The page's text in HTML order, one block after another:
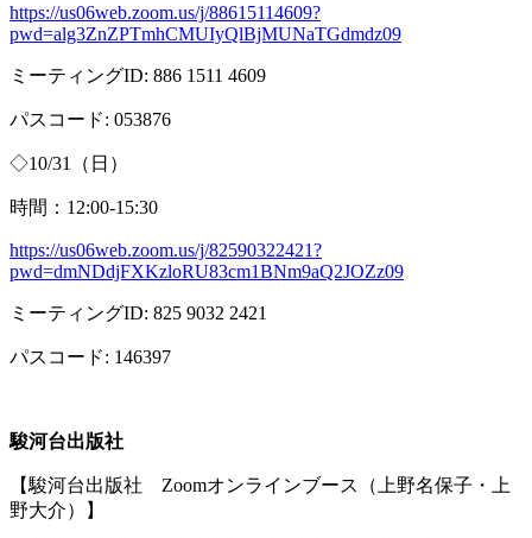
https://us06web.zoom.us/j/88615114609?
pwd=alg3ZnZPTmhCMUIyQlBjMUNaTGdmdz09
ミーティングID: 886 1511 4609
パスコード: 053876
◇10/31 （日）
時間： 12:00-15:30
https://us06web.zoom.us/j/82590322421?
pwd=dmNDdjFXKzloRU83cm1BNm9aQ2JOZz09
ミーティングID: 825 9032 2421
パスコード: 146397
駿河台出版社
【駿河台出版社 Zoomオンラインブース（上野名保子・上
野大介）】